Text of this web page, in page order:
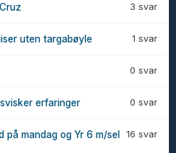
3 svar
1 svar
uten targabøyle
0 svar
0 svar
erfaringer
16 svar
på mandag og Yr 6 m/sel